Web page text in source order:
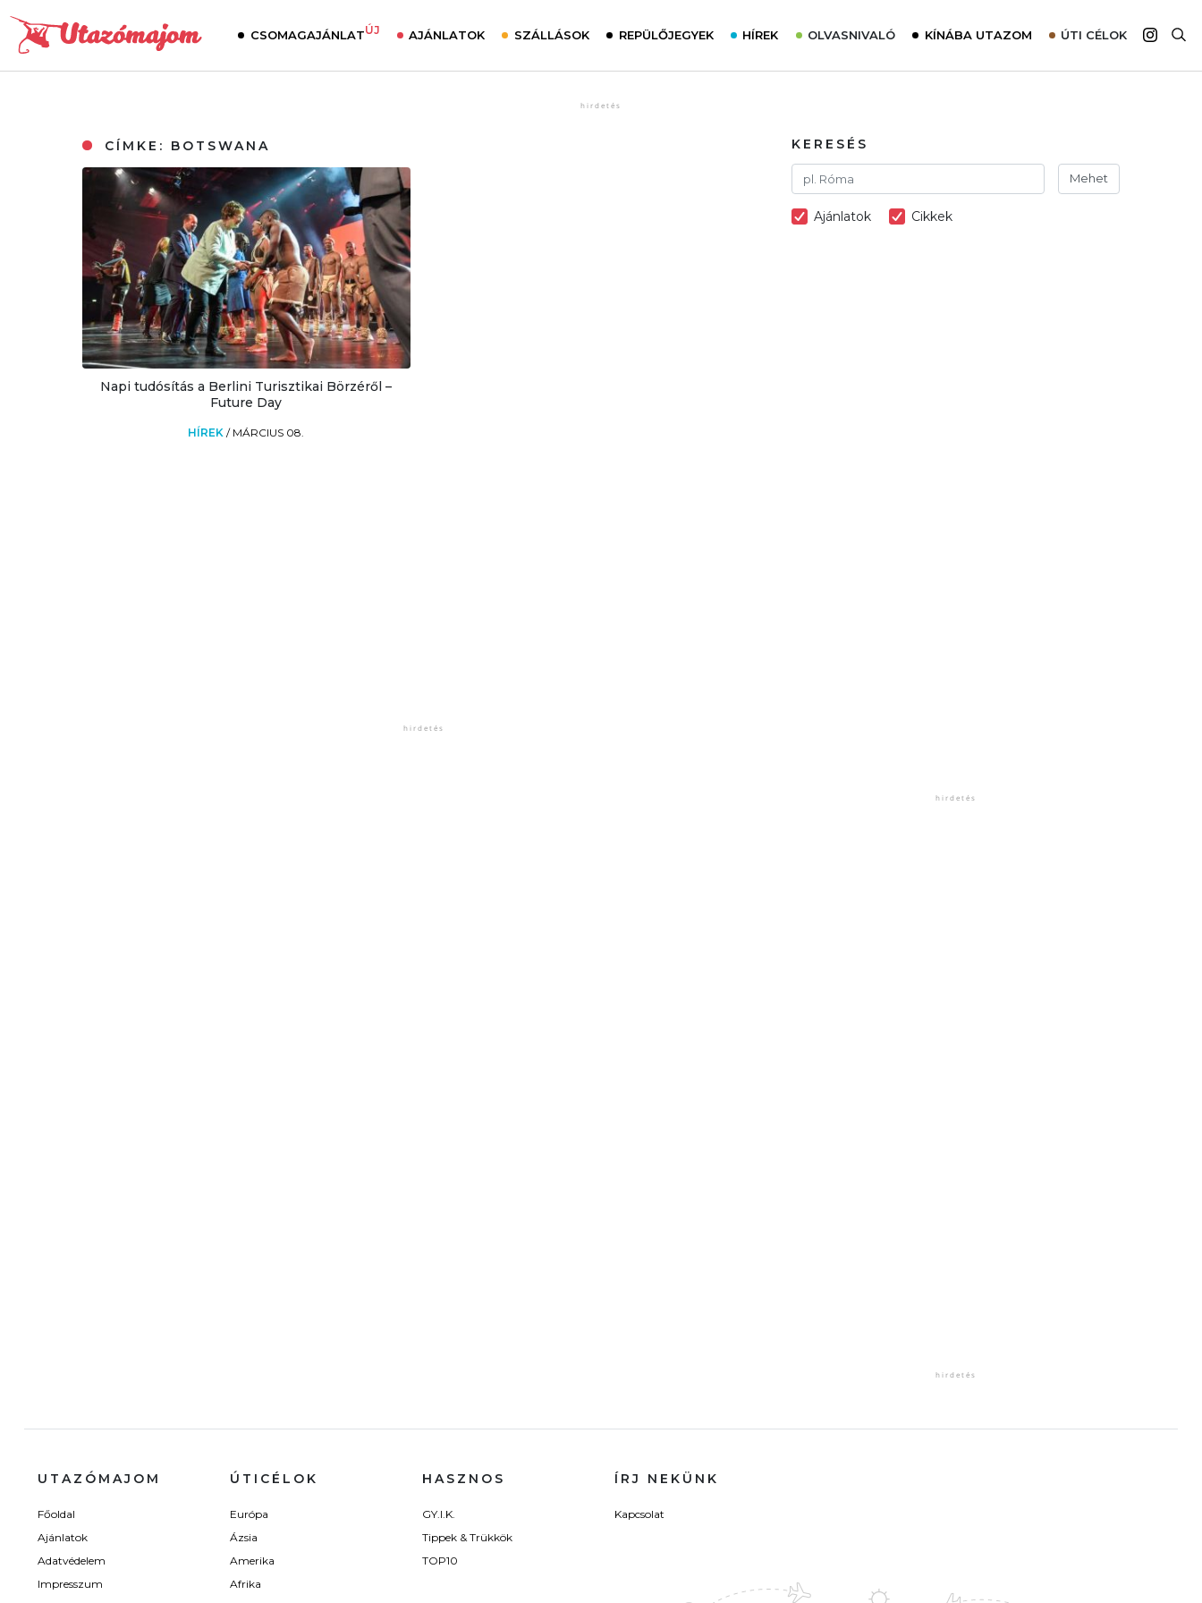
CSOMAGAJÁNLATÚJ AJÁNLATOK SZÁLLÁSOK REPÜLŐJEGYEK HÍREK OLVASNIVALÓ
Interjú
Élménybeszámolók
KÍNÁBA UTAZOM ÚTI CÉLOK
Ausztrália
CÍMKE: BOTSWANA
Napi tudósítás a Berlini Turisztikai Börzéről –
Future Day
HÍREK/ MÁRCIUS 08.
KERESÉS
Mehet
Ajánlatok Cikkek
UTAZÓMAJOM
Főoldal
Ajánlatok
Adatvédelem
Impresszum
ÚTICÉLOK
Európa
Ázsia
Amerika
Afrika
HASZNOS
GY.I.K.
Tippek & Trükkök
TOP10
ÍRJ NEKÜNK
Kapcsolat